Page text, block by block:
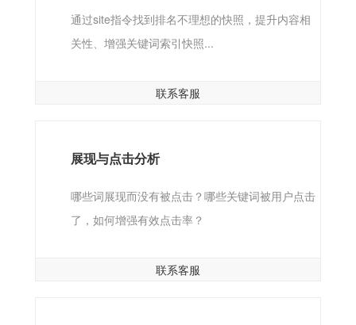
通过site指令找到排名不理想的快照，提升内容相
关性、增强关键词索引快照...
联系客服
展现与点击分析
哪些词展现而没有被点击？哪些关键词被用户点击
了，如何增强有效点击率？
联系客服